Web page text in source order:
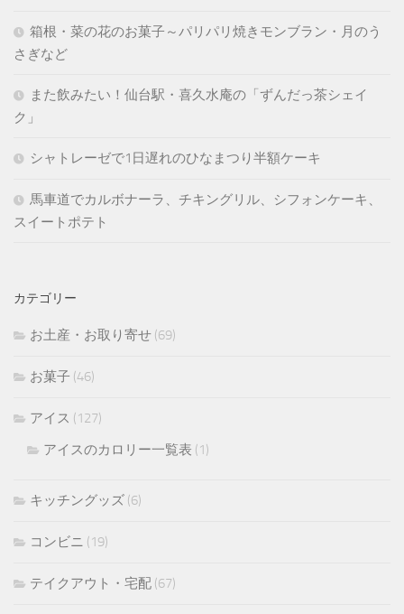
箱根・菜の花のお菓子～パリパリ焼きモンブラン・月のう
さぎなど
また飲みたい！仙台駅・喜久水庵の「ずんだっ茶シェイ
ク」
シャトレーゼで1日遅れのひなまつり半額ケーキ
馬車道でカルボナーラ、チキングリル、シフォンケーキ、
スイートポテト
カテゴリー
お土産・お取り寄せ (69)
お菓子 (46)
アイス (127)
アイスのカロリー一覧表 (1)
キッチングッズ (6)
コンビニ (19)
テイクアウト・宅配 (67)